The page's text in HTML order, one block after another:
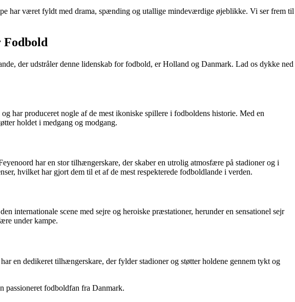
har været fyldt med drama, spænding og utallige mindeværdige øjeblikke. Vi ser frem til
der udstråler denne lidenskab for fodbold, er Holland og Danmark. Lad os dykke ned
har produceret nogle af de mest ikoniske spillere i fodboldens historie. Med en
holdet i medgang og modgang.
har en stor tilhængerskare, der skaber en utrolig atmosfære på stadioner og i
hvilket har gjort dem til et af de mest respekterede fodboldlande i verden.
internationale scene med sejre og heroiske præstationer, herunder en sensationel sejr
under kampe.
en dedikeret tilhængerskare, der fylder stadioner og støtter holdene gennem tykt og
passioneret fodboldfan fra Danmark.